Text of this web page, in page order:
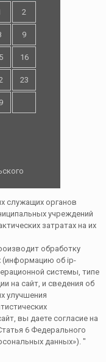
2
9
16
23
обработку
(информацию об ip-
системы, типе
на сайт, и сведения об
улучшения
вы даете согласие на
6 Федерального
данных»). "